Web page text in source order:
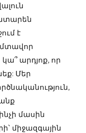
է
մտավոր
արդյոք, որ
Մեր
մասին
միջազգային